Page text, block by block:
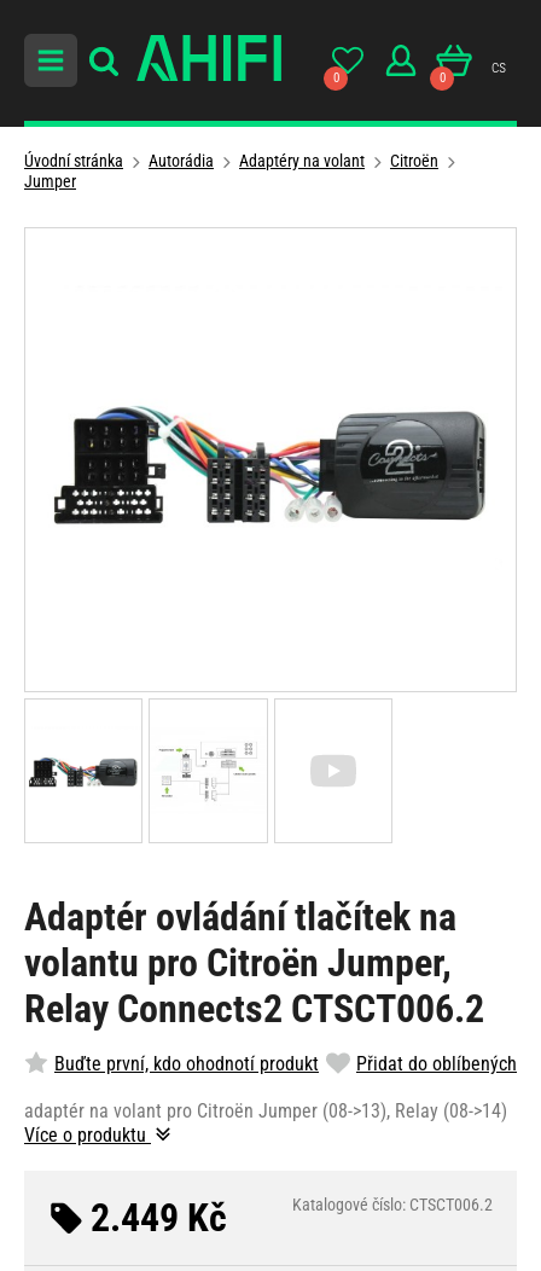
0 0
cs
Úvodní stránka Autorádia Adaptéry na volant
Citroën
Jumper
Adaptér ovládání tlačítek na
volantu pro Citroën Jumper,
Relay Connects2 CTSCT006.2
Buďte první, kdo ohodnotí produkt Přidat do oblíbených
adaptér na volant pro Citroën Jumper (08->13), Relay (08->14)
Více o produktu
2.449 Kč Katalogové číslo: CTSCT006.2